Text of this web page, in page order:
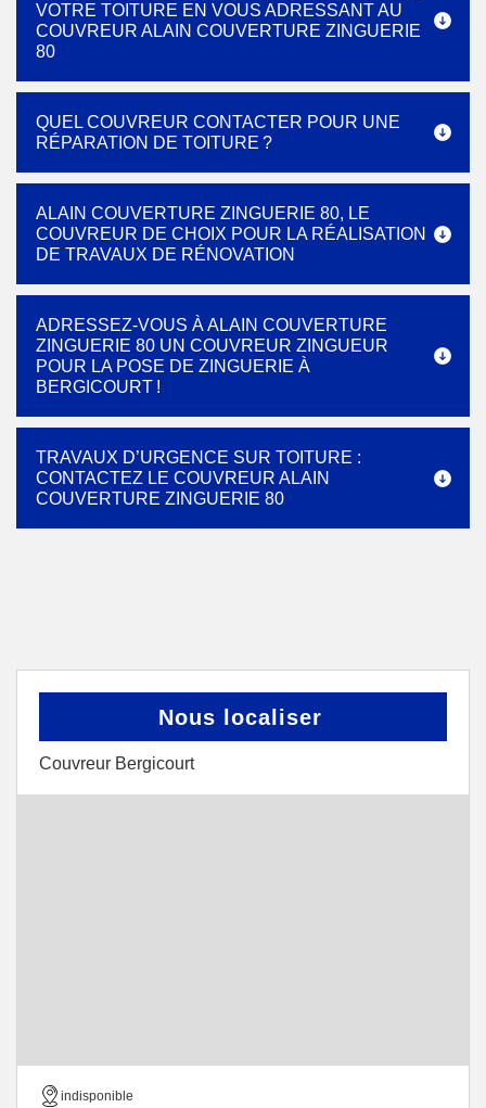
VOTRE TOITURE EN VOUS ADRESSANT AU
COUVREUR ALAIN COUVERTURE ZINGUERIE
80
QUEL COUVREUR CONTACTER POUR UNE
RÉPARATION DE TOITURE ?
ALAIN COUVERTURE ZINGUERIE 80, LE
COUVREUR DE CHOIX POUR LA RÉALISATION
DE TRAVAUX DE RÉNOVATION
ADRESSEZ-VOUS À ALAIN COUVERTURE
ZINGUERIE 80 UN COUVREUR ZINGUEUR
POUR LA POSE DE ZINGUERIE À
BERGICOURT !
TRAVAUX D’URGENCE SUR TOITURE :
CONTACTEZ LE COUVREUR ALAIN
COUVERTURE ZINGUERIE 80
Nous localiser
Couvreur Bergicourt
indisponible